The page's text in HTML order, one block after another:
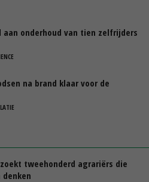
aan onderhoud van tien zelfrijders
na brand klaar voor de
tweehonderd agrariërs die